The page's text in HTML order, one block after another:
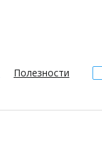
Полезности